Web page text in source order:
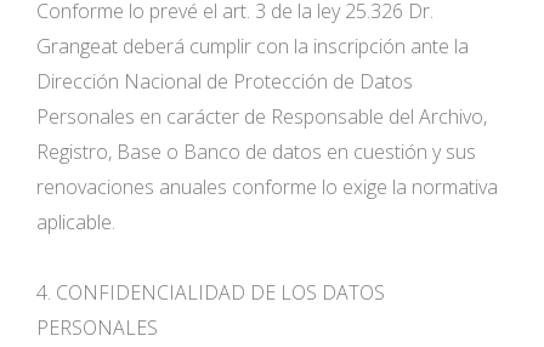
Conforme lo prevé el art. 3 de la ley 25.326 Dr.
Grangeat deberá cumplir con la inscripción ante la
Dirección Nacional de Protección de Datos
Personales en carácter de Responsable del Archivo,
Registro, Base o Banco de datos en cuestión y sus
renovaciones anuales conforme lo exige la normativa
aplicable.
4. CONFIDENCIALIDAD DE LOS DATOS
PERSONALES